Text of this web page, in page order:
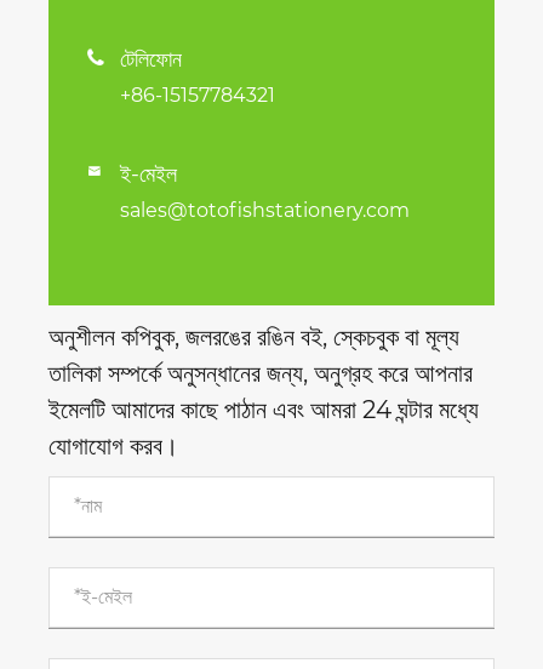
 টেলিফোন
+86-15157784321
 ই-মেইল
sales@totofishstationery.com
অনুশীলন কপিবুক, জলরঙের রঙিন বই, স্কেচবুক বা মূল্য
তালিকা সম্পর্কে অনুসন্ধানের জন্য, অনুগ্রহ করে আপনার
ইমেলটি আমাদের কাছে পাঠান এবং আমরা 24 ঘন্টার মধ্যে
যোগাযোগ করব।